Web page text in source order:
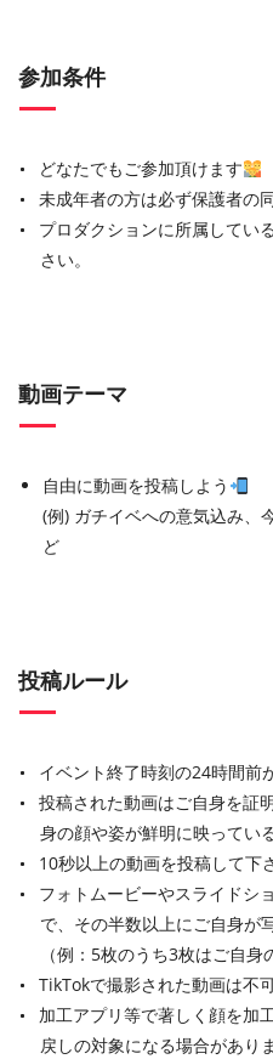
参加条件
どなたでもご参加頂けます
未成年者の方は必ず保護者の
プロダクションに所属してい
さい。
動画テーマ
自由に動画を投稿しよう
(例) ガチイベへの意気込み、
ど
投稿ルール
イベント終了時刻の24時間前
投稿された動画はご自身を証
身の顔や姿が鮮明に映ってい
10秒以上の動画を投稿して下
フォトムービーやスライドシ
で、その半数以上にご自身が
（例：5枚のうち3枚はご自身
TikTokで撮影された動画は不
加工アプリ等で著しく顔を加
戻しの対象になる場合があり